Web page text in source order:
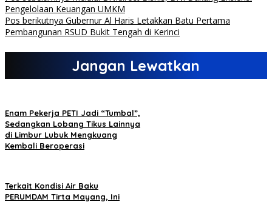
Pengelolaan Keuangan UMKM
Pos berikutnya Gubernur Al Haris Letakkan Batu Pertama
Pembangunan RSUD Bukit Tengah di Kerinci
Jangan Lewatkan
Enam Pekerja PETI Jadi “Tumbal”,
Sedangkan Lobang Tikus Lainnya
di Limbur Lubuk Mengkuang
Kembali Beroperasi
Terkait Kondisi Air Baku
PERUMDAM Tirta Mayang, Ini